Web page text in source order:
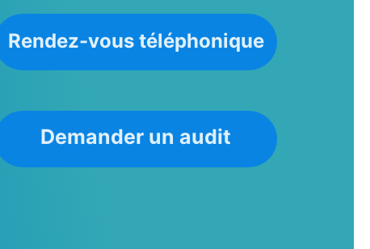
Rendez-vous téléphonique
Demander un audit